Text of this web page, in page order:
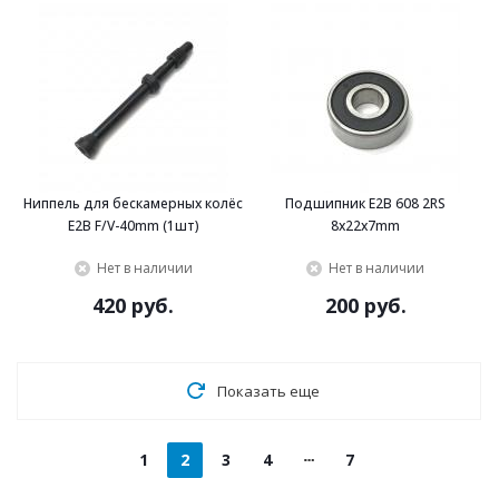
Ниппель для бескамерных колёс
E2B F/V-40mm (1шт)
Нет в наличии
420 руб.
Подшипник E2B 608 2RS
8x22x7mm
Нет в наличии
200 руб.
Показать еще
1 2 3 4 7